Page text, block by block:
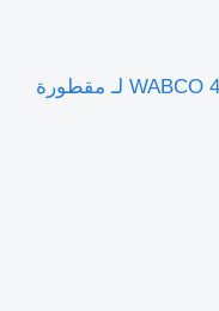
صمام التحكم في الفرامل WABCO 4410501000 لـ مقطورة